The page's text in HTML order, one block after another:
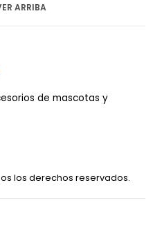
ARRIBA
de mascotas y
los derechos reservados.